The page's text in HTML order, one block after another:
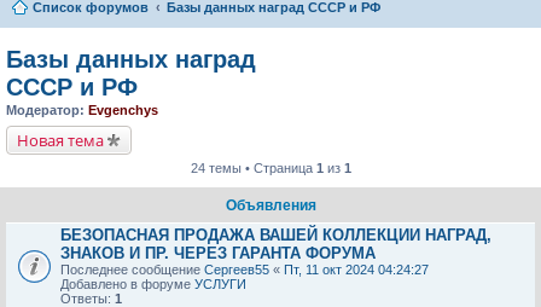
Список форумов Базы данных наград СССР и РФ
Базы данных наград
СССР и РФ
Модератор: Evgenchys
Новая тема
24 темы • Страница 1 из 1
Объявления
БЕЗОПАСНАЯ ПРОДАЖА ВАШЕЙ КОЛЛЕКЦИИ НАГРАД,
ЗНАКОВ И ПР. ЧЕРЕЗ ГАРАНТА ФОРУМА
Последнее сообщение Сергеев55 « Пт, 11 окт 2024 04:24:27
Добавлено в форуме УСЛУГИ
Ответы: 1